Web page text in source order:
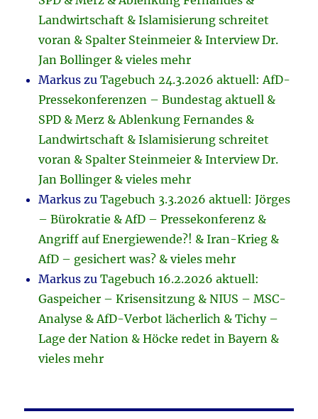
Landwirtschaft & Islamisierung schreitet
voran & Spalter Steinmeier & Interview Dr.
Jan Bollinger & vieles mehr
Markus zuTagebuch 24.3.2026 aktuell: AfD-
Pressekonferenzen – Bundestag aktuell &
SPD & Merz & Ablenkung Fernandes &
Landwirtschaft & Islamisierung schreitet
voran & Spalter Steinmeier & Interview Dr.
Jan Bollinger & vieles mehr
Markus zuTagebuch 3.3.2026 aktuell: Jörges
– Bürokratie & AfD – Pressekonferenz &
Angriff auf Energiewende?! & Iran-Krieg &
AfD – gesichert was? & vieles mehr
Markus zuTagebuch 16.2.2026 aktuell:
Gaspeicher – Krisensitzung & NIUS – MSC-
Analyse & AfD-Verbot lächerlich & Tichy –
Lage der Nation & Höcke redet in Bayern &
vieles mehr